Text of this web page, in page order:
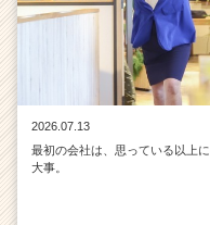
2026.07.13
最初の会社は、思っている以上に
大事。